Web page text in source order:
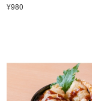
¥980